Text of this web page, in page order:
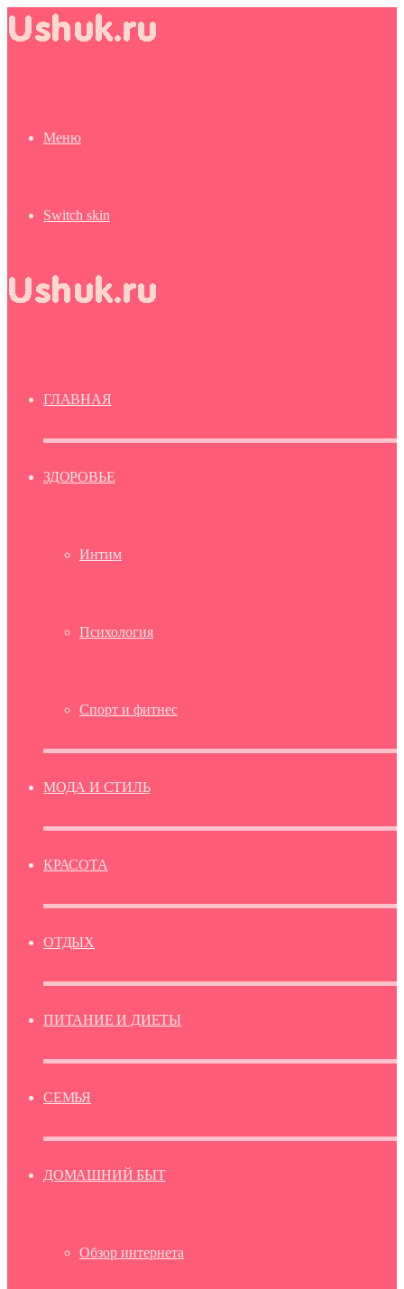
Меню
Switch skin
ГЛАВНАЯ
ЗДОРОВЬЕ
Интим
Психология
Спорт и фитнес
МОДА И СТИЛЬ
КРАСОТА
ОТДЫХ
ПИТАНИЕ И ДИЕТЫ
СЕМЬЯ
ДОМАШНИЙ БЫТ
Обзор интернета